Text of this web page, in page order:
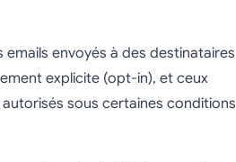
envoyés à des destinataires
explicite (opt-in), et ceux
sous certaines conditions